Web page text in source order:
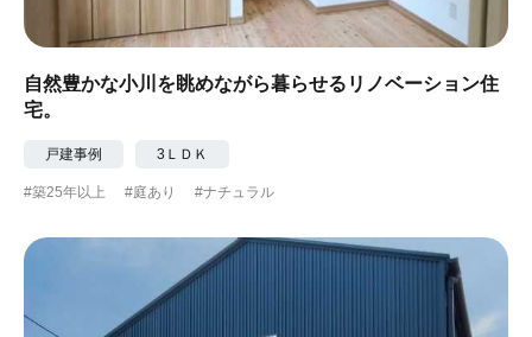
自然豊かな小川を眺めながら暮らせるリノベーション住
宅。
戸建事例 3ＬＤＫ
#築25年以上 #庭あり #ナチュラル